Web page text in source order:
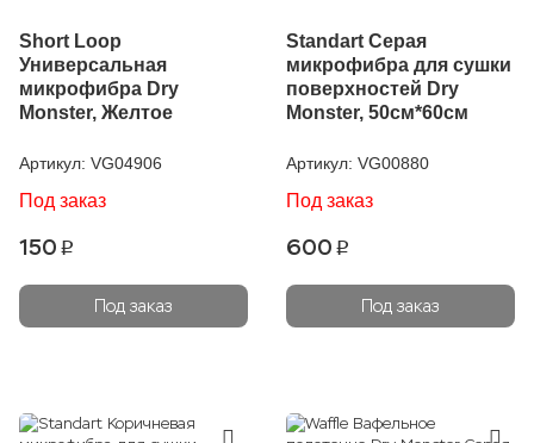
Short Loop
Универсальная
микрофибра Dry
Monster, Желтое
Артикул: VG04906
Под заказ
150 p
Под заказ
Standart Серая
микрофибра для сушки
поверхностей Dry
Monster, 50см*60см
Артикул: VG00880
Под заказ
600 p
Под заказ